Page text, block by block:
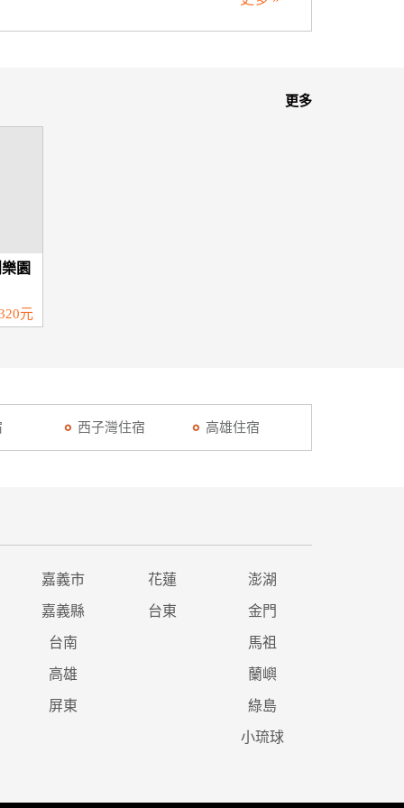
更多
園
元
西子灣住宿 高雄住宿
嘉義市 花蓮 澎湖
嘉義縣 台東 金門
台南 馬祖
高雄 蘭嶼
屏東 綠島
小琉球